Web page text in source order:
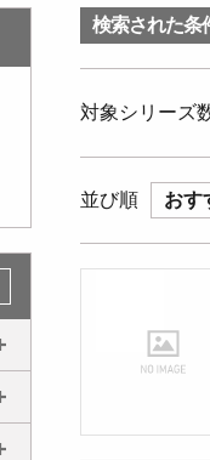
検索された条
対象シリーズ
並び順 おす